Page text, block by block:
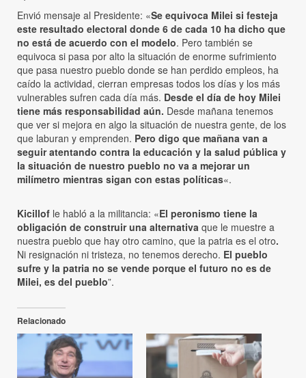
Envió mensaje al Presidente: «Se equivoca Milei si festeja
este resultado electoral donde 6 de cada 10 ha dicho que
no está de acuerdo con el modelo. Pero también se
equivoca si pasa por alto la situación de enorme sufrimiento
que pasa nuestro pueblo donde se han perdido empleos, ha
caído la actividad, cierran empresas todos los días y los más
vulnerables sufren cada día más. Desde el día de hoy Milei
tiene más responsabilidad aún. Desde mañana tenemos
que ver si mejora en algo la situación de nuestra gente, de los
que laburan y emprenden. Pero digo que mañana van a
seguir atentando contra la educación y la salud pública y
la situación de nuestro pueblo no va a mejorar un
milímetro mientras sigan con estas políticas«.
Kicillof le habló a la militancia: «El peronismo tiene la
obligación de construir una alternativa que le muestre a
nuestra pueblo que hay otro camino, que la patria es el otro.
Ni resignación ni tristeza, no tenemos derecho. El pueblo
sufre y la patria no se vende porque el futuro no es de
Milei, es del pueblo”.
Relacionado